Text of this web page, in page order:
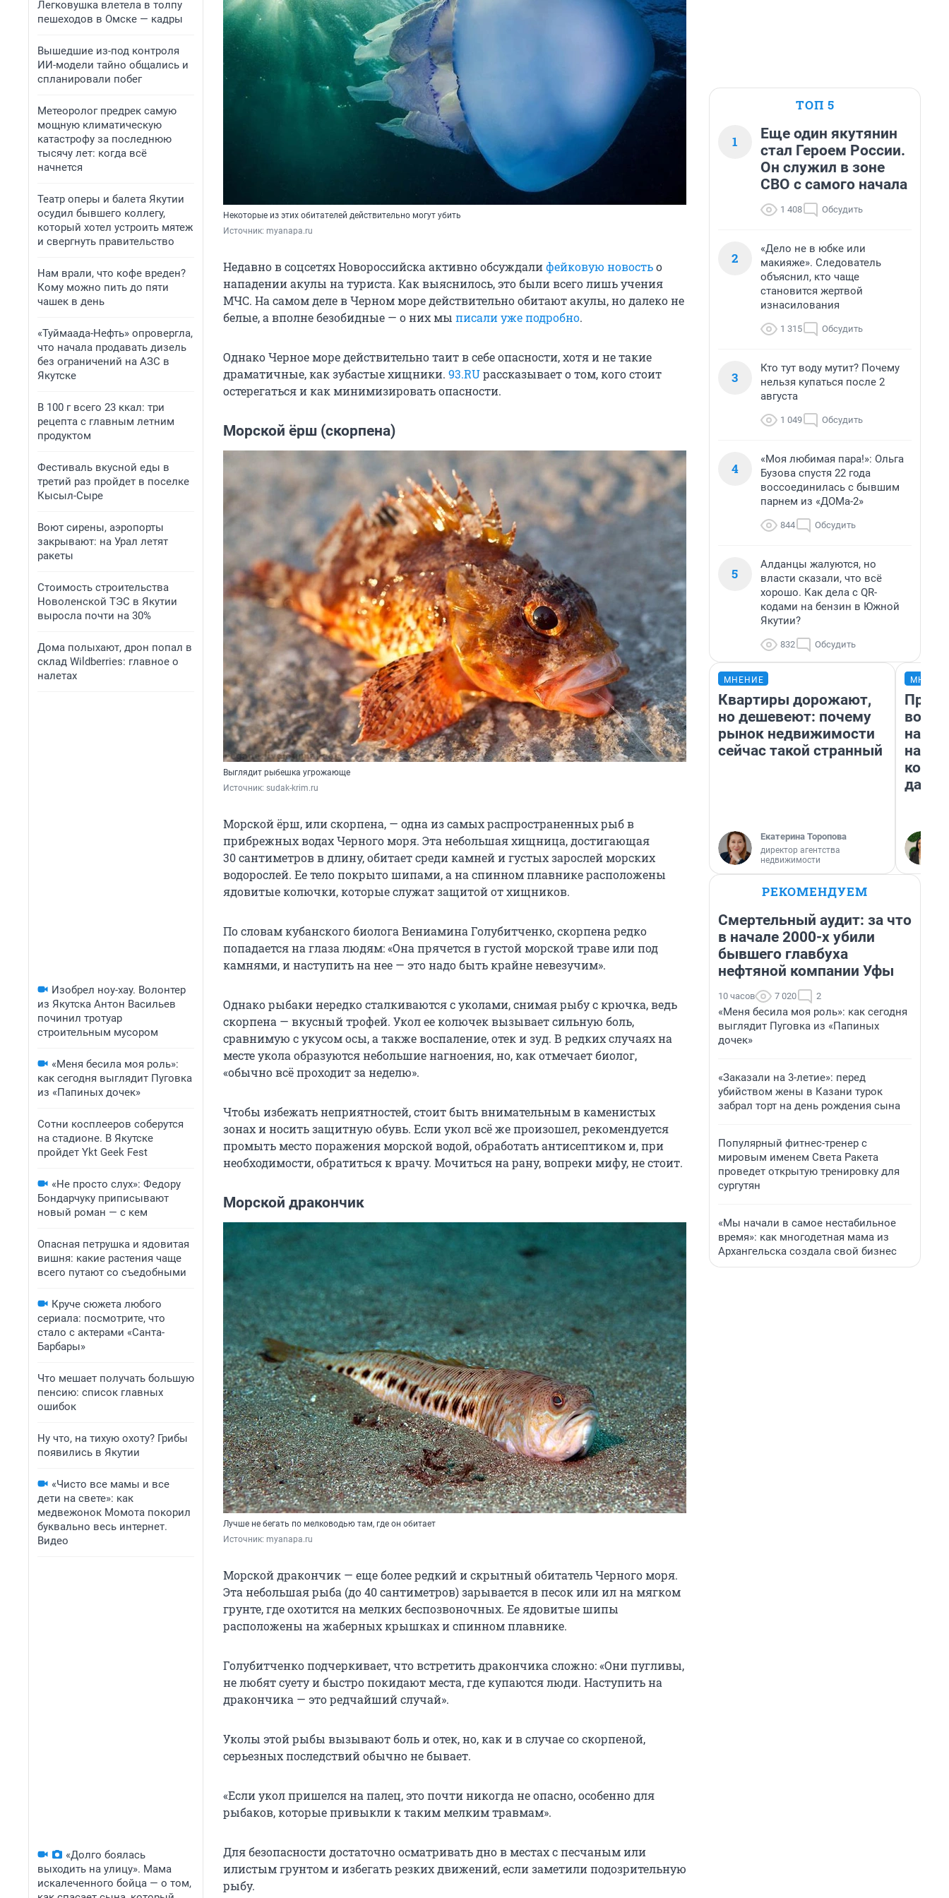
Легковушка влетела в толпу
пешеходов в Омске — кадры
Вышедшие из-под контроля
ИИ-модели тайно общались и
спланировали побег
Метеоролог предрек самую
мощную климатическую
катастрофу за последнюю
тысячу лет: когда всё
начнется
Театр оперы и балета Якутии
осудил бывшего коллегу,
который хотел устроить мятеж
и свергнуть правительство
Нам врали, что кофе вреден?
Кому можно пить до пяти
чашек в день
«Туймаада-Нефть» опровергла,
что начала продавать дизель
без ограничений на АЗС в
Якутске
В 100 г всего 23 ккал: три
рецепта с главным летним
продуктом
Фестиваль вкусной еды в
третий раз пройдет в поселке
Кысыл-Сыре
Воют сирены, аэропорты
закрывают: на Урал летят
ракеты
Стоимость строительства
Новоленской ТЭС в Якутии
выросла почти на 30%
Дома полыхают, дрон попал в
склад Wildberries: главное о
налетах
Изобрел ноу-хау. Волонтер
из Якутска Антон Васильев
починил тротуар
строительным мусором
«Меня бесила моя роль»:
как сегодня выглядит Пуговка
из «Папиных дочек»
Сотни косплееров соберутся
на стадионе. В Якутске
пройдет Ykt Geek Fest
«Не просто слух»: Федору
Бондарчуку приписывают
новый роман — с кем
Опасная петрушка и ядовитая
вишня: какие растения чаще
всего путают со съедобными
Круче сюжета любого
сериала: посмотрите, что
стало с актерами «Санта-
Барбары»
Что мешает получать большую
пенсию: список главных
ошибок
Ну что, на тихую охоту? Грибы
появились в Якутии
«Чисто все мамы и все
дети на свете»: как
медвежонок Момота покорил
буквально весь интернет.
Видео
«Долго боялась
выходить на улицу». Мама
искалеченного бойца — о том,
Некоторые из этих обитателей действительно могут убить
Источник: myanapa.ru
Недавно в соцсетях Новороссийска активно обсуждалифейковую новостьо
нападении акулы на туриста. Как выяснилось, это были всего лишь учения
МЧС. На самом деле в Черном море действительно обитают акулы, но далеко не
белые, а вполне безобидные — о них мы писали уже подробно.
Однако Черное море действительно таит в себе опасности, хотя и не такие
драматичные, как зубастые хищники. 93.RUрассказывает о том, кого стоит
остерегаться и как минимизировать опасности.
Морской ёрш (скорпена)
Выглядит рыбешка угрожающе
Источник: sudak-krim.ru
Морской ёрш, или скорпена, — одна из самых распространенных рыб в
прибрежных водах Черного моря. Эта небольшая хищница, достигающая
30 сантиметров в длину, обитает среди камней и густых зарослей морских
водорослей. Ее тело покрыто шипами, а на спинном плавнике расположены
ядовитые колючки, которые служат защитой от хищников.
По словам кубанского биолога Вениамина Голубитченко, скорпена редко
попадается на глаза людям: «Она прячется в густой морской траве или под
камнями, и наступить на нее — это надо быть крайне невезучим».
Однако рыбаки нередко сталкиваются с уколами, снимая рыбу с крючка, ведь
скорпена — вкусный трофей. Укол ее колючек вызывает сильную боль,
сравнимую с укусом осы, а также воспаление, отек и зуд. В редких случаях на
месте укола образуются небольшие нагноения, но, как отмечает биолог,
«обычно всё проходит за неделю».
Чтобы избежать неприятностей, стоит быть внимательным в каменистых
зонах и носить защитную обувь. Если укол всё же произошел, рекомендуется
промыть место поражения морской водой, обработать антисептиком и, при
необходимости, обратиться к врачу. Мочиться на рану, вопреки мифу, не стоит.
Морской дракончик
Лучше не бегать по мелководью там, где он обитает
Источник: myanapa.ru
Морской дракончик — еще более редкий и скрытный обитатель Черного моря.
Эта небольшая рыба (до 40 сантиметров) зарывается в песок или ил на мягком
грунте, где охотится на мелких беспозвоночных. Ее ядовитые шипы
расположены на жаберных крышках и спинном плавнике.
Голубитченко подчеркивает, что встретить дракончика сложно: «Они пугливы,
не любят суету и быстро покидают места, где купаются люди. Наступить на
дракончика — это редчайший случай».
Уколы этой рыбы вызывают боль и отек, но, как и в случае со скорпеной,
серьезных последствий обычно не бывает.
«Если укол пришелся на палец, это почти никогда не опасно, особенно для
рыбаков, которые привыкли к таким мелким травмам».
Для безопасности достаточно осматривать дно в местах с песчаным или
илистым грунтом и избегать резких движений, если заметили подозрительную
рыбу.
ТОП 5
1
Еще один якутянин
стал Героем России.
Он служил в зоне
СВО с самого начала
1 408 Обсудить
2
«Дело не в юбке или
макияже». Следователь
объяснил, кто чаще
становится жертвой
изнасилования
1 315 Обсудить
3
Кто тут воду мутит? Почему
нельзя купаться после 2
августа
1 049 Обсудить
4
«Моя любимая пара!»: Ольга
Бузова спустя 22 года
воссоединилась с бывшим
парнем из «ДОМа-2»
844 Обсудить
5
Алданцы жалуются, но
власти сказали, что всё
хорошо. Как дела с QR-
кодами на бензин в Южной
Якутии?
832 Обсудить
МНЕНИЕ
Квартиры дорожают,
но дешевеют: почему
рынок недвижимости
сейчас такой странный
Екатерина Торопова
директор агентства
недвижимости
нам
даже
РЕКОМЕНДУЕМ
Смертельный аудит: за что
в начале 2000-х убили
бывшего главбуха
нефтяной компании Уфы
10 часов 7 020 2
«Меня бесила моя роль»: как сегодня
выглядит Пуговка из «Папиных
дочек»
«Заказали на 3-летие»: перед
убийством жены в Казани турок
забрал торт на день рождения сына
Популярный фитнес-тренер с
мировым именем Света Ракета
проведет открытую тренировку для
сургутян
«Мы начали в самое нестабильное
время»: как многодетная мама из
Архангельска создала свой бизнес